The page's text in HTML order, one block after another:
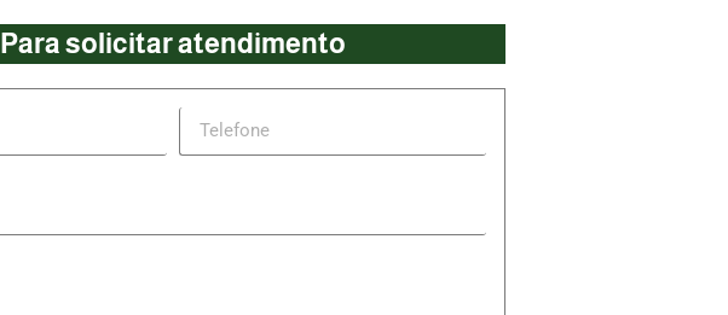
Para solicitar atendimento